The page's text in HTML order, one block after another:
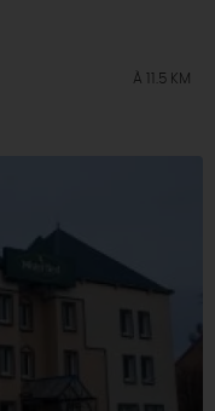
À 11.5 KM